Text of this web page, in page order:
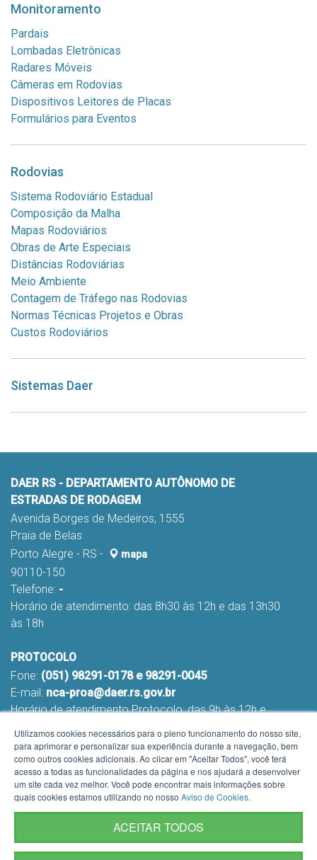
Monitoramento
Pardais
Lombadas Eletrônicas
Radares Móveis
Câmeras em Rodovias
Dispositivos Leitores de Placas
Formulários para Eventos
Rodovias
Sistema Rodoviário Estadual
Composição da Malha
Mapas Rodoviários
Obras de Arte Especiais
Distâncias Rodoviárias
Meio Ambiente
Contagem de Tráfego nas Rodovias
Normas Técnicas Projetos e Obras
Custos Rodoviários
Sistemas Daer
DAER RS - DEPARTAMENTO AUTÔNOMO DE
ESTRADAS DE RODAGEM
Avenida Borges de Medeiros, 1555
Praia de Belas
Porto Alegre - RS -
mapa
90110-150
Telefone: -
Horário de atendimento: das 8h30 às 12h e das 13h30
às 18h
PROTOCOLO
Fone: (051) 98291-0178 e 98291-0045
E-mail: nca-proa@daer.rs.gov.br
Horário de atendimento Protocolo: das 9h às 12h e
Utilizamos cookies necessários para o pleno funcionamento do nosso site,
para aprimorar e personalizar sua experiência durante a navegação, bem
como outros cookies adicionais. Ao clicar em "Aceitar Todos", você terá
acesso a todas as funcionalidades da página e nos ajudará a desenvolver
um site cada vez melhor. Você pode encontrar mais informações sobre
quais cookies estamos utilizando no nosso Aviso de Cookies.
ACEITAR TODOS